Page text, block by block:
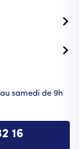
samedi de 9h
16